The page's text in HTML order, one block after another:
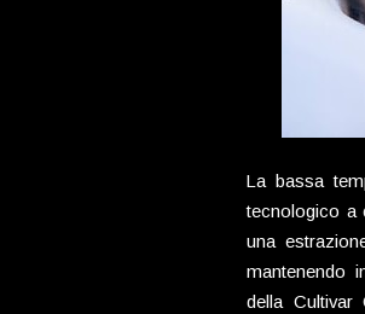
La bassa
tecnologico a
una
mantenendo
della Cultivar